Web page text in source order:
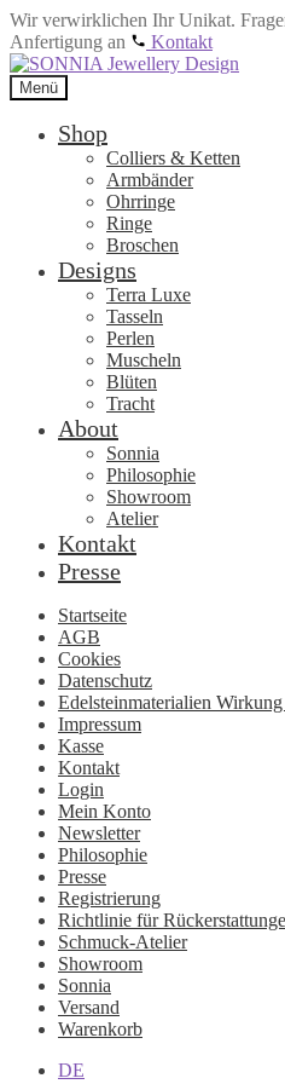
Wir verwirklichen Ihr Unikat.
Anfertigung an
Kontakt
Zur
Navigation
springen
Zum
Inhalt
springen
Menü
Shop
Colliers & Ketten
Armbänder
Ohrringe
Ringe
Broschen
Designs
Terra Luxe
Tasseln
Perlen
Muscheln
Blüten
Tracht
About
Sonnia
Philosophie
Showroom
Atelier
Kontakt
Presse
Startseite
AGB
Cookies
Datenschutz
Edelsteinmaterialien
Impressum
Kasse
Kontakt
Login
Mein Konto
Newsletter
Philosophie
Presse
Registrierung
Richtlinie für
Schmuck-Atelier
Showroom
Sonnia
Versand
Warenkorb
DE